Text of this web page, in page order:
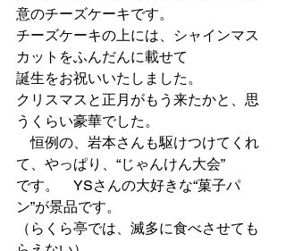
意のチーズケーキです。
チーズケーキの上には、シャインマス
カットをふんだんに載せて
誕生をお祝いいたしました。
クリスマスと正月がもう来たかと、思
うくらい豪華でした。
恒例の、岩本さんも駆けつけてくれ
て、やっぱり、“じゃんけん大会”
です。　YSさんの大好きな“菓子パ
ン”が景品です。
（らくら亭では、滅多に食べさせても